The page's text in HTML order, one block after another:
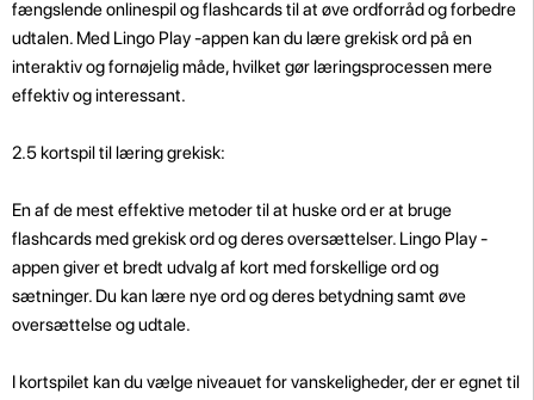
fængslende onlinespil og flashcards til at øve ordforråd og forbedre
udtalen. Med Lingo Play -appen kan du lære grekisk ord på en
interaktiv og fornøjelig måde, hvilket gør læringsprocessen mere
effektiv og interessant.
2.5 kortspil til læring grekisk:
En af de mest effektive metoder til at huske ord er at bruge
flashcards med grekisk ord og deres oversættelser. Lingo Play -
appen giver et bredt udvalg af kort med forskellige ord og
sætninger. Du kan lære nye ord og deres betydning samt øve
oversættelse og udtale.
I kortspilet kan du vælge niveauet for vanskeligheder, der er egnet til